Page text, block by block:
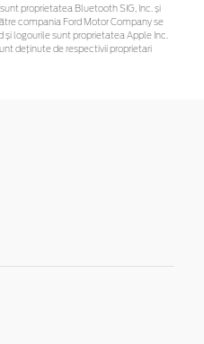
proprietatea Bluetooth SIG, Inc. și
compania Ford Motor Company se
logourile sunt proprietatea Apple Inc.
deținute de respectivii proprietari